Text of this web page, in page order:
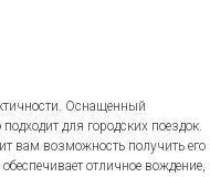
Оснащенный
для городских поездок.
вам возможность получить его
отличное вождение,